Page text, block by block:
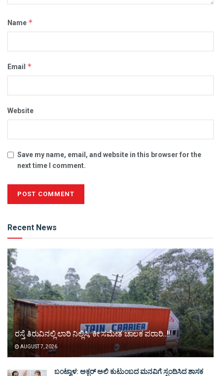
Name *
Email *
Website
Save my name, email, and website in this browser for the
next time I comment.
Recent News
ರಸ್ತೆ ತಿರುವಿನಲ್ಲಿ ಲಾರಿ ನಿಲ್ಲಿಸಿ, ಕೀ ಸಮೇತ ಚಾಲಕ ಪರಾರಿ..!!
AUGUST 7, 2026
ಬಂಟ್ವಾಳ: ಅಕ್ಬರ್ ಅಲಿ ಕುಟುಂಬದ ಮನವಿಗೆ ಸ್ಪಂದಿಸಿದ ಶಾಸಕ